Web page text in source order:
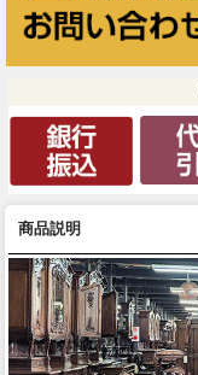
商品説明